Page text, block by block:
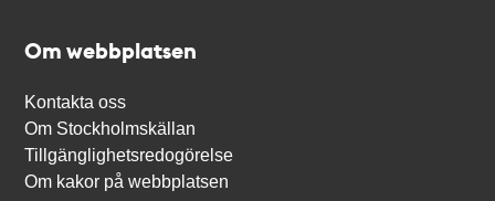
Om webbplatsen
Kontakta oss
Om Stockholmskällan
Tillgänglighetsredogörelse
Om kakor på webbplatsen